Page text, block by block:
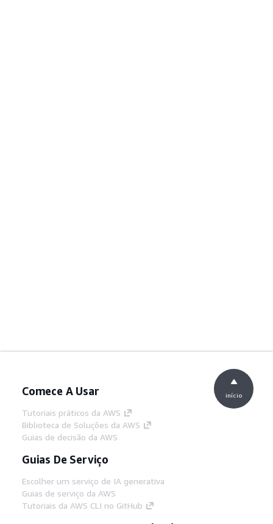
Comece A Usar
Tutoriais práticos da AWS
Biblioteca de Soluções da AWS
Guias de decisão da AWS
Guias De Serviço
Escolher um serviço de IA generativa
Guias de serviço da AWS
Tutoriais da AWS CLI no GitHub
início